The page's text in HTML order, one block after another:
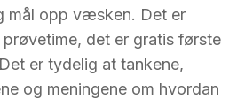
mål opp væsken. Det er
det er gratis første
er tydelig at tankene,
og meningene om hvordan